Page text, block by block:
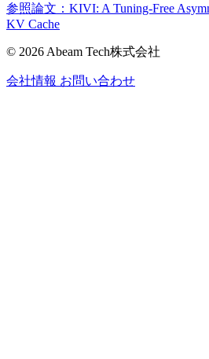
参照論文：KIVI: A Tuning-Free
KV Cache
© 2026 Abeam Tech株式会社
会社情報 お問い合わせ